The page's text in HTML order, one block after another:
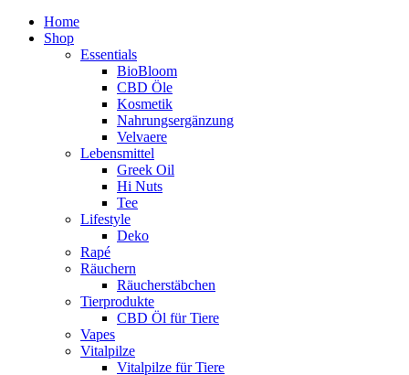
Home
Shop
Essentials
BioBloom
CBD Öle
Kosmetik
Nahrungsergänzung
Velvaere
Lebensmittel
Greek Oil
Hi Nuts
Tee
Lifestyle
Deko
Rapé
Räuchern
Räucherstäbchen
Tierprodukte
CBD Öl für Tiere
Vapes
Vitalpilze
Vitalpilze für Tiere